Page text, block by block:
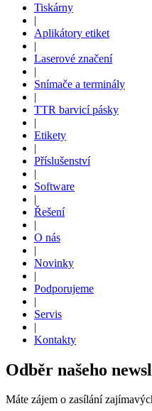
Tiskárny
|
Aplikátory etiket
|
Laserové značení
|
Snímače a terminály
|
TTR barvicí pásky
|
Etikety
|
Příslušenství
|
Software
|
Řešení
|
O nás
|
Novinky
|
Podporujeme
|
Servis
|
Kontakty
Odběr našeho
Máte zájem o zasílání